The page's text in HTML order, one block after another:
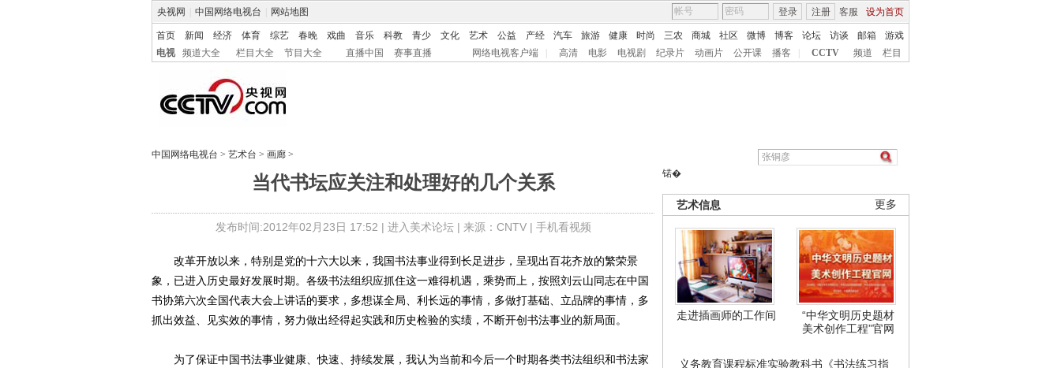
央视网 中国网络电视台 网站地图 客服 设为首页
登录 注册
首页 新闻 经济 体育 综艺 春晚 戏曲 音乐 科教 青少 文化 艺术 公益 产经 汽车 旅游 健康 时尚 三农 商城 社区 微博 博客 论坛 访谈 邮箱
游戏
电视
频道大全 栏目大全 节目大全 直播中国 赛事直播 网络电视客户端 高清 电影 电视剧 纪录片 动画片 公开课 播客 CCTV 频道 栏目
中国网络电视台 > 艺术台 > 画廊 >
当代书坛应关注和处理好的几个关系
发布时间:2012年02月23日 17:52 | 进入美术论坛| 来源：CNTV | 手机看视频
锘�
更多
艺术信息
走进插画师的工作间
“中华文明历史题材
美术创作工程”官网
义务教育课程标准实验教科书《书法练习指
改革开放以来，特别是党的十六大以来，我国书法事业得到长足进步，呈现出百花齐放的繁荣景
象，已进入历史最好发展时期。各级书法组织应抓住这一难得机遇，乘势而上，按照刘云山同志在中国
书协第六次全国代表大会上讲话的要求，多想谋全局、利长远的事情，多做打基础、立品牌的事情，多
抓出效益、见实效的事情，努力做出经得起实践和历史检验的实绩，不断开创书法事业的新局面。
为了保证中国书法事业健康、快速、持续发展，我认为当前和今后一个时期各类书法组织和书法家